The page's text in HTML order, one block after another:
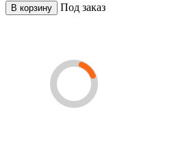
В корзину Под заказ